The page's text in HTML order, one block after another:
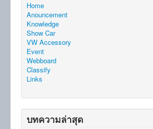
Home
Anouncement
Knowledge
Show Car
VW Accessory
Event
Webboard
Classify
Links
บทความล่าสุด